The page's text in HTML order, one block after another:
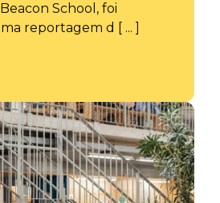
School, foi
reportagem d [ ... ]